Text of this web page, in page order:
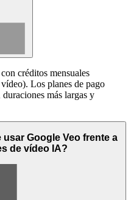
créditos mensuales
Los planes de pago
más largas y
Google Veo frente a
de vídeo IA?